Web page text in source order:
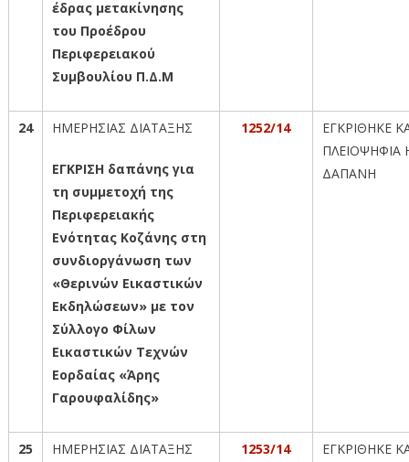
έδρας μετακίνησης
του Προέδρου
Περιφερειακού
Συμβουλίου Π.Δ.Μ
24 ΗΜΕΡΗΣΙΑΣ ΔΙΑΤΑΞΗΣ
ΕΓΚΡΙΣΗ δαπάνης για
τη συμμετοχή της
Περιφερειακής
Ενότητας Κοζάνης στη
συνδιοργάνωση των
«Θερινών Εικαστικών
Εκδηλώσεων» με τον
Σύλλογο Φίλων
Εικαστικών Τεχνών
Εορδαίας «Άρης
Γαρουφαλίδης»
1252/14
ΕΓΚΡΙΘΗΚΕ
ΠΛΕΙΟΨΗΦΙΑ
ΔΑΠΑΝΗ
25 ΗΜΕΡΗΣΙΑΣ ΔΙΑΤΑΞΗΣ 1253/14
ΕΓΚΡΙΘΗΚΕ